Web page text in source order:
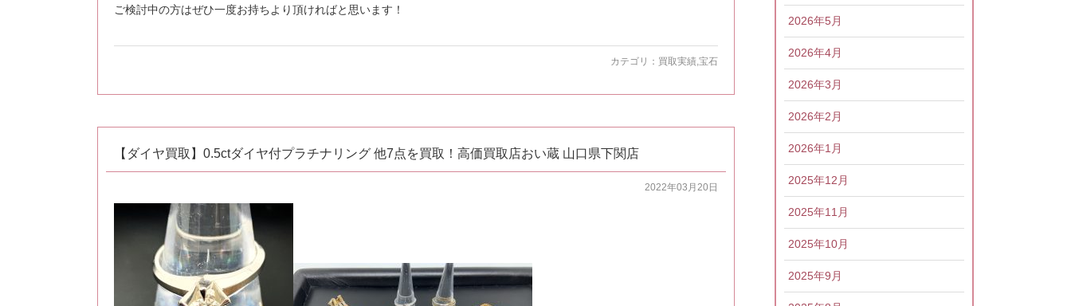
ご検討中の方はぜひ一度お持ちより頂ければと思います！
カテゴリ： 買取実績 宝石
【ダイヤ買取】0.5ctダイヤ付プラチナリング 他7点を買取！高価買取店おい蔵 山口県下関店
2022年03月20日
2026年5月
2026年4月
2026年3月
2026年2月
2026年1月
2025年12月
2025年11月
2025年10月
2025年9月